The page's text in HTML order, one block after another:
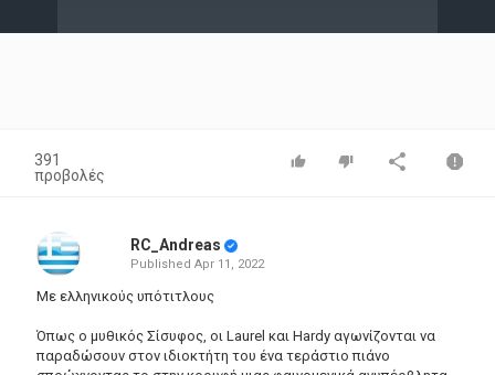
Video
391
προβολές
RC_Andreas
Published Apr 11, 2022
Με ελληνικούς υπότιτλους
Όπως ο μυθικός Σίσυφος, οι Laurel και Hardy αγωνίζονται να
παραδώσουν στον ιδιοκτήτη του ένα τεράστιο πιάνο